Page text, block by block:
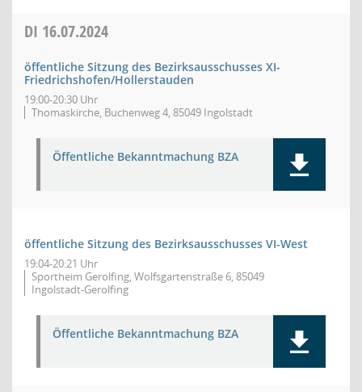
DI 16.07.2024
öffentliche Sitzung des Bezirksausschusses XI-
Friedrichshofen/Hollerstauden
19:00-20:30 Uhr
Thomaskirche, Buchenweg 4, 85049 Ingolstadt
Öffentliche Bekanntmachung BZA
öffentliche Sitzung des Bezirksausschusses VI-West
19:04-20:21 Uhr
Sportheim Gerolfing, Wolfsgartenstraße 6, 85049
Ingolstadt-Gerolfing
Öffentliche Bekanntmachung BZA